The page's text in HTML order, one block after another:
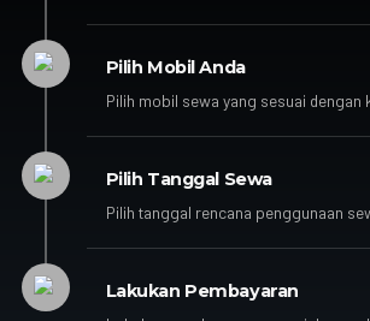
Pilih Mobil Anda
Pilih mobil sewa yang sesuai dengan
Pilih Tanggal Sewa
Pilih tanggal rencana penggunaan
Lakukan Pembayaran